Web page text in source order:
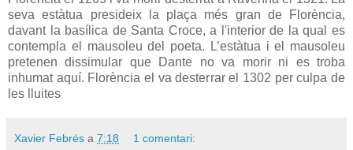
seva estàtua presideix la plaça més gran de Florència,
davant la basílica de Santa Croce, a l'interior de la qual es
contempla el mausoleu del poeta. L’estàtua i el mausoleu
pretenen dissimular que Dante no va morir ni es troba
inhumat aquí. Florència el va desterrar el 1302 per culpa de
les lluites
Xavier Febrés a 7:18 1 comentari: